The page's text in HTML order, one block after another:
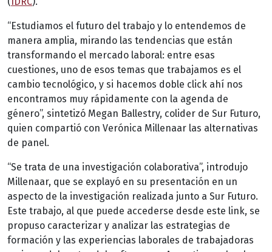
“Estudiamos el futuro del trabajo y lo entendemos de
manera amplia, mirando las tendencias que están
transformando el mercado laboral: entre esas
cuestiones, uno de esos temas que trabajamos es el
cambio tecnológico, y si hacemos doble click ahí nos
encontramos muy rápidamente con la agenda de
género”, sintetizó Megan Ballestry, colider de Sur Futuro,
quien compartió con Verónica Millenaar las alternativas
de panel.
“Se trata de una investigación colaborativa”, introdujo
Millenaar, que se explayó en su presentación en un
aspecto de la investigación realizada junto a Sur Futuro.
Este trabajo, al que puede accederse desde este link, se
propuso caracterizar y analizar las estrategias de
formación y las experiencias laborales de trabajadoras